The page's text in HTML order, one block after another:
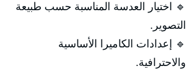
🔹 اختيار العدسة المناسبة حسب طبيعة
التصوير.
🔹 إعدادات الكاميرا الأساسية
والاحترافية.